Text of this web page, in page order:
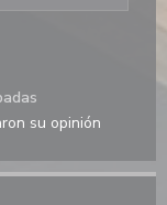
su opinión